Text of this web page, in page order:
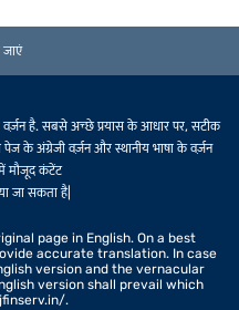
है. सबसे अच्छे प्रयास के आधार पर, सटीक
के अंग्रेजी वर्ज़न और स्थानीय भाषा के वर्ज़न
मौजूद कंटेंट
जा सकता है|
page in English. On a best
accurate translation. In case
version and the vernacular
version shall prevail which
.